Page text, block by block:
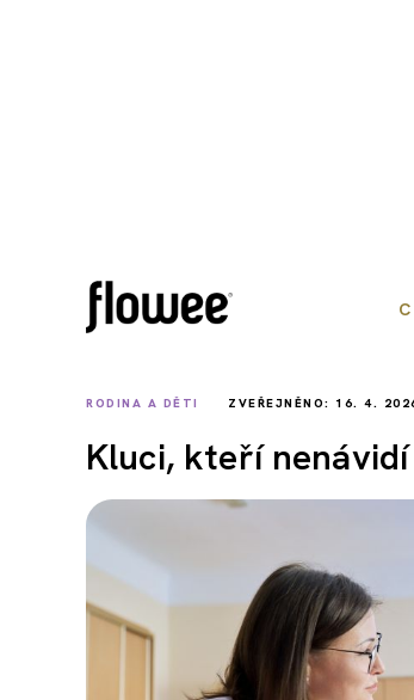
RODINA A DĚTI ZVEŘEJNĚNO: 16. 4.
Kluci, kteří